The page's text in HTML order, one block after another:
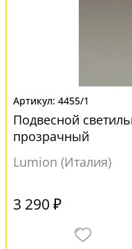
4455/1
Подвесной
прозрачный
Lumion (Италия)
3 290 ₽